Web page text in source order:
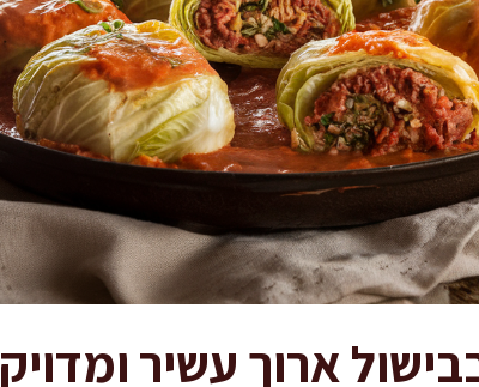
ארוך עשיר ומדויק